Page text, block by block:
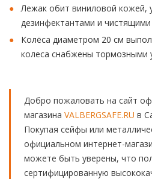
Лежак обит виниловой кожей,
дезинфектантами и чистящими
Колёса диаметром 20 см
колеса снабжены тормозными
Добро пожаловать на сайт
магазина VALBERGSAFE.RU в
Покупая сейфы или
официальном интернет-
можете быть уверены, что
сертифицированную